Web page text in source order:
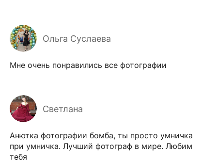
Ольга Суслаева
Мне очень понравились все фотографии
Светлана
Анютка фотографии бомба, ты просто умничка
при умничка. Лучший фотограф в мире. Любим
тебя